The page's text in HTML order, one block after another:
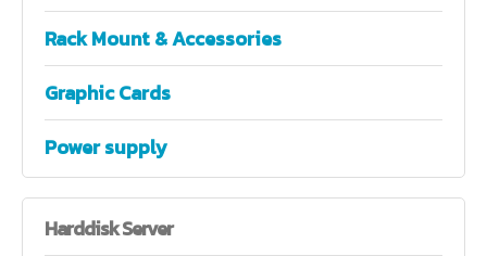
Rack Mount & Accessories
Graphic Cards
Power supply
HarddiskServer